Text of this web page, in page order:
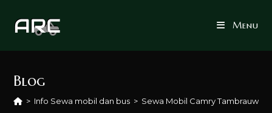
Menu
Blog
> Info Sewa mobil dan bus > Sewa Mobil Camry Tambrauw